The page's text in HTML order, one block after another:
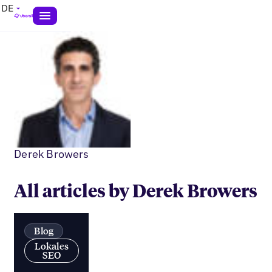
DE
Derek Browers
All articles by Derek Browers
Blog
Lokales
SEO